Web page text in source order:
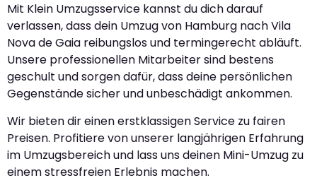
Mit Klein Umzugsservice kannst du dich darauf
verlassen, dass dein Umzug von Hamburg nach Vila
Nova de Gaia reibungslos und termingerecht abläuft.
Unsere professionellen Mitarbeiter sind bestens
geschult und sorgen dafür, dass deine persönlichen
Gegenstände sicher und unbeschädigt ankommen.
Wir bieten dir einen erstklassigen Service zu fairen
Preisen. Profitiere von unserer langjährigen Erfahrung
im Umzugsbereich und lass uns deinen Mini-Umzug zu
einem stressfreien Erlebnis machen.